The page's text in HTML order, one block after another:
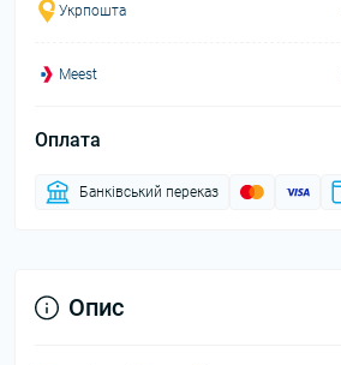
Укрпошта
Meest
Оплата
Банківський переказ
Опис